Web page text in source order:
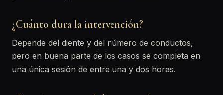
¿Cuánto dura la intervención?
Depende del diente y del número de conductos,
pero en buena parte de los casos se completa en
una única sesión de entre una y dos horas.